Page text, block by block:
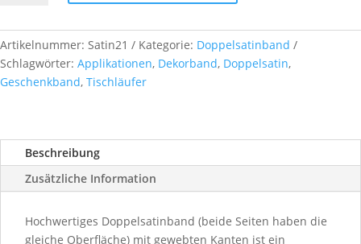
navy
Menge
Artikelnummer: Satin21 Kategorie: Doppelsatinband
Schlagwörter: Applikationen, Dekorband, Doppelsatin,
Geschenkband, Tischläufer
Beschreibung
Zusätzliche Information
Hochwertiges Doppelsatinband (beide Seiten haben die
gleiche Oberfläche) mit gewebten Kanten ist ein